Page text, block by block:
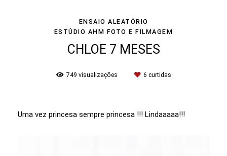
ENSAIO ALEATÓRIO
ESTÚDIO AHM FOTO E FILMAGEM
CHLOE 7 MESES
749 visualizações 6 curtidas
Uma vez princesa sempre princesa !!! Lindaaaaa!!!